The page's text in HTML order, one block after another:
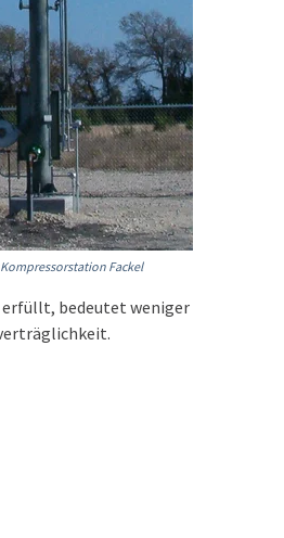
Fackel
erfüllt, bedeutet weniger